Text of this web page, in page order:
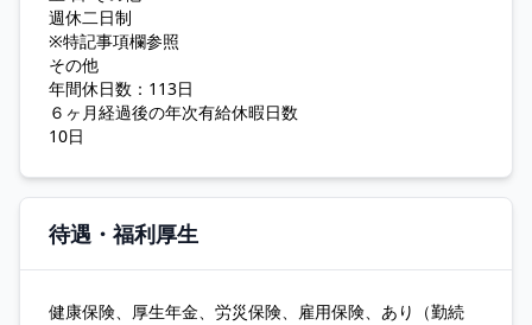
週休二日制
※特記事項欄参照
その他
年間休日数：113日
６ヶ月経過後の年次有給休暇日数
10日
待遇・福利厚生
健康保険、厚生年金、労災保険、雇用保険、あり（勤続